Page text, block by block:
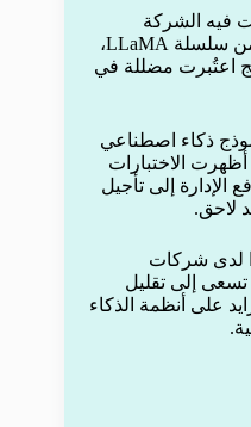
فيه الشركة
انتقادات بعد أداء نماذجها السابقة من سلسلة LLaMA،
اعتُبرت مضللة في
ذكاء اصطناعي
الاختبارات
الإدارة إلى تأجيل
لاحق.
لدى شركات
تسعى إلى تقليل
على أنظمة الذكاء